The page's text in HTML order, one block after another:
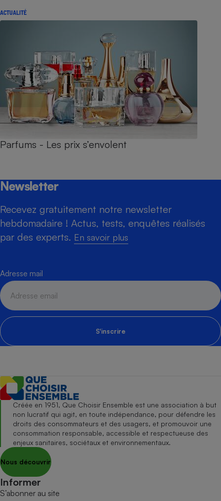
ACTUALITÉ
Parfums - Les prix s’envolent
Newsletter
Recevez gratuitement notre newsletter
hebdomadaire ! Actus, tests, enquêtes réalisés
par des experts. En savoir plus
Adresse mail
S'inscrire
Créée en 1951, Que Choisir Ensemble est une association à but
non lucratif qui agit, en toute indépendance, pour défendre les
droits des consommateurs et des usagers, et promouvoir une
consommation responsable, accessible et respectueuse des
enjeux sanitaires, sociétaux et environnementaux.
Nous découvrir
Informer
S’abonner au site